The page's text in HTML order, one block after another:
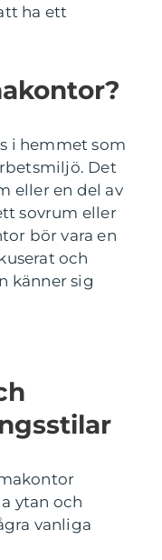
ha ett
i hemmet som
Det
eller en del av
sovrum eller
bör vara en
och
känner sig
ytan och
vanliga